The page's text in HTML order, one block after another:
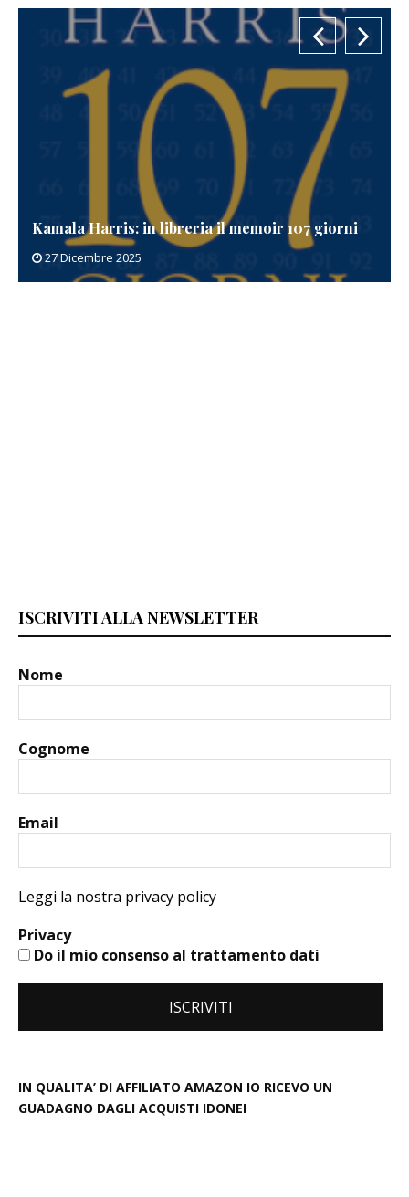
Kamala Harris: in libreria il memoir 107 giorni
27 Dicembre 2025
ISCRIVITI ALLA NEWSLETTER
Nome
Cognome
Email
Leggi la nostra privacy policy
Privacy
Do il mio consenso al trattamento dati
IN QUALITA’ DI AFFILIATO AMAZON IO RICEVO UN
GUADAGNO DAGLI ACQUISTI IDONEI